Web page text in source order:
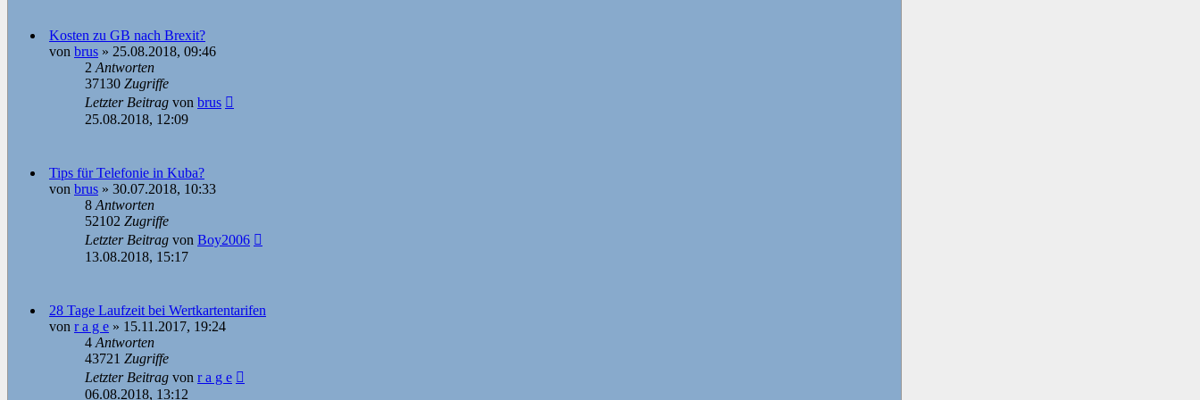
Kosten zu GB nach Brexit?
von brus » 25.08.2018, 09:46
2Antworten
37130 Zugriffe
Letzter Beitrag von brus
25.08.2018, 12:09
Tips für Telefonie in Kuba?
von brus » 30.07.2018, 10:33
8Antworten
52102 Zugriffe
Letzter Beitrag von Boy2006
13.08.2018, 15:17
28 Tage Laufzeit bei Wertkartentarifen
von r a g e » 15.11.2017, 19:24
4Antworten
43721 Zugriffe
Letzter Beitrag von r a g e
06.08.2018, 13:12